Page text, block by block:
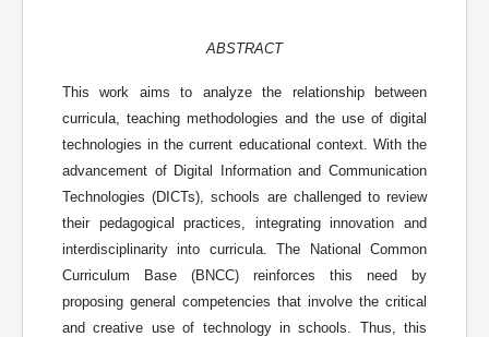
ABSTRACT
This work aims to analyze the relationship between
curricula, teaching methodologies and the use of digital
technologies in the current educational context. With the
advancement of Digital Information and Communication
Technologies (DICTs), schools are challenged to review
their pedagogical practices, integrating innovation and
interdisciplinarity into curricula. The National Common
Curriculum Base (BNCC) reinforces this need by
proposing general competencies that involve the critical
and creative use of technology in schools. Thus, this